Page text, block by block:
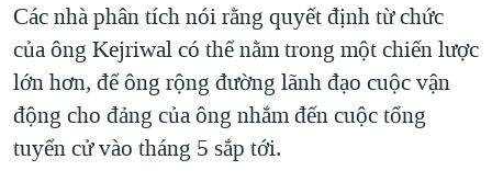
Các nhà phân tích nói rằng quyết định từ chức
của ông Kejriwal có thể nằm trong một chiến lược
lớn hơn, để ông rộng đường lãnh đạo cuộc vận
động cho đảng của ông nhắm đến cuộc tổng
tuyển cử vào tháng 5 sắp tới.